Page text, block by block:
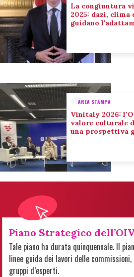
La congiuntura
2025: dazi, clima
guidano
AREA STAMPA
Vinitaly 2026:
valore culturale
una prospettiva
Piano Strategico
Tale piano ha durata quinquennale. Il
linee guida dei lavori delle
gruppi d’esperti.